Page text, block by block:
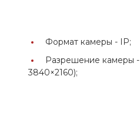
Формат камеры - IP;
Разрешение камеры -
3840×2160);